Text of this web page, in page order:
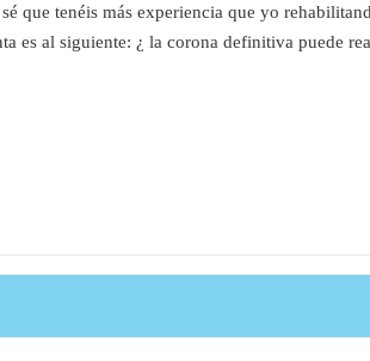
que tenéis más experiencia que yo
es al siguiente: ¿ la corona definitiva puede